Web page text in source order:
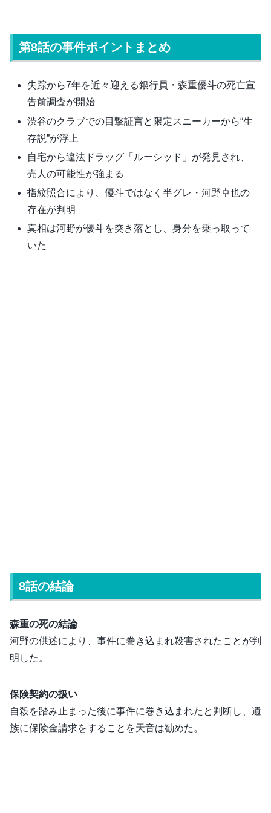
第8話の事件ポイントまとめ
失踪から7年を近々迎える銀行員・森重優斗の死亡宣
告前調査が開始
渋谷のクラブでの目撃証言と限定スニーカーから“生
存説”が浮上
自宅から違法ドラッグ「ルーシッド」が発見され、
売人の可能性が強まる
指紋照合により、優斗ではなく半グレ・河野卓也の
存在が判明
真相は河野が優斗を突き落とし、身分を乗っ取って
いた
8話の結論
森重の死の結論
河野の供述により、事件に巻き込まれ殺害されたことが判
明した。
保険契約の扱い
自殺を踏み止まった後に事件に巻き込まれたと判断し、遺
族に保険金請求をすることを天音は勧めた。